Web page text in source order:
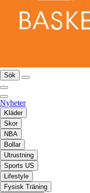
Sök
Nyheter
Kläder
Skor
NBA
Bollar
Utrustning
Sports US
Lifestyle
Fysisk Träning